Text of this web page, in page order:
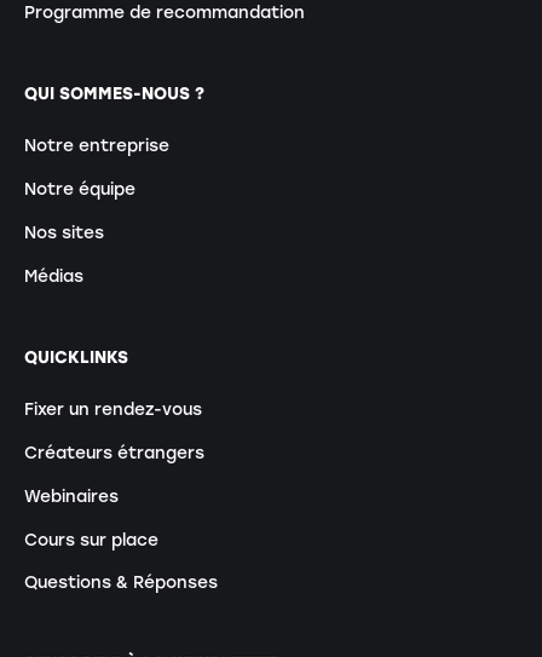
Programme de recommandation
QUI SOMMES-NOUS ?
Notre entreprise
Notre équipe
Nos sites
Médias
QUICKLINKS
Fixer un rendez-vous
Créateurs étrangers
Webinaires
Cours sur place
Questions & Réponses